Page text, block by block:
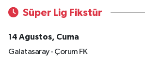
Süper Lig Fikstür
14 Ağustos, Cuma
Galatasaray - Çorum FK